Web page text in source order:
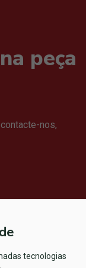
peça
nos,
tecnologias